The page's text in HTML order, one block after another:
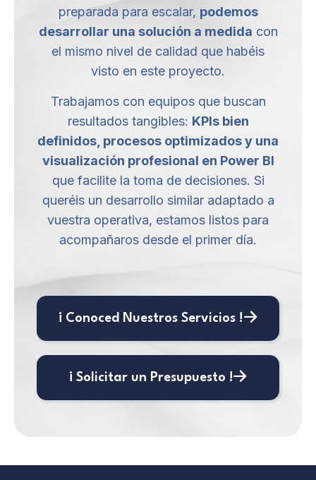
preparada para escalar, podemos
desarrollar una solución a medida con
el mismo nivel de calidad que habéis
visto en este proyecto.
Trabajamos con equipos que buscan
resultados tangibles: KPIs bien
definidos, procesos optimizados y una
visualización profesional en Power BI
que facilite la toma de decisiones. Si
queréis un desarrollo similar adaptado a
vuestra operativa, estamos listos para
acompañaros desde el primer día.
¡ Conoced Nuestros Servicios !
¡ Solicitar un Presupuesto !